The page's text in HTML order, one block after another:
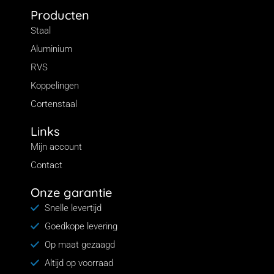
Producten
Staal
Aluminium
RVS
Koppelingen
Cortenstaal
Links
Mijn account
Contact
Onze garantie
Snelle levertijd
Goedkope levering
Op maat gezaagd
Altijd op voorraad